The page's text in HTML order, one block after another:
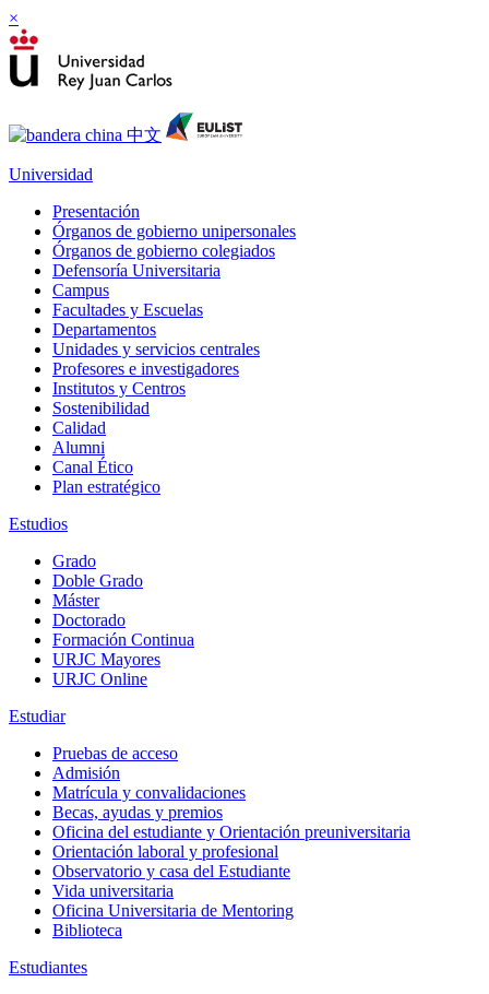
×
Universidad
Presentación
Órganos de gobierno unipersonales
Órganos de gobierno colegiados
Defensoría Universitaria
Campus
Facultades y Escuelas
Departamentos
Unidades y servicios centrales
Profesores e investigadores
Institutos y Centros
Sostenibilidad
Calidad
Alumni
Canal Ético
Plan estratégico
Estudios
Grado
Doble Grado
Máster
Doctorado
Formación Continua
URJC Mayores
URJC Online
Estudiar
Pruebas de acceso
Admisión
Matrícula y convalidaciones
Becas, ayudas y premios
Oficina del estudiante y Orientación preuniversitaria
Orientación laboral y profesional
Observatorio y casa del Estudiante
Vida universitaria
Oficina Universitaria de Mentoring
Biblioteca
Estudiantes